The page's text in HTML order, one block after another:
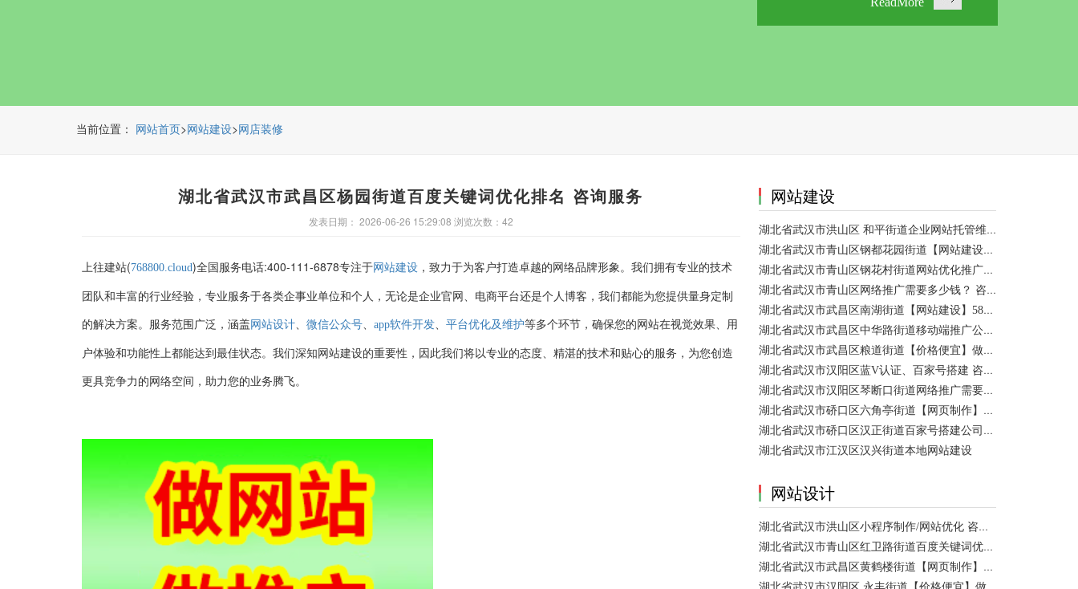
当前位置： 网站首页> 网站建设> 网店装修
湖北省武汉市武昌区杨园街道百度关键词优化排名 咨询服务
发表日期： 2026-06-26 15:29:08 浏览次数：42
上往建站(768800.cloud)全国服务电话:400-111-6878专注于网站建设 ，致力于为客户打造卓越的网络品牌形象。我们拥有专业的技术
团队和丰富的行业经验，专业服务于各类企事业单位和个人，无论是企业官网、电商平台还是个人博客，我们都能为您提供量身定制
的解决方案。服务范围广泛，涵盖 网站设计、 微信公众号、 app软件开发、 平台优化及维护等多个环节，确保您的网站在视觉效果、用
户体验和功能性上都能达到最佳状态。我们深知网站建设的重要性，因此我们将以专业的态度、精湛的技术和贴心的服务，为您创造
更具竞争力的网络空间，助力您的业务腾飞。
网站建设
湖北省武汉市洪山区 和平街道企业网站托管维护/网站优化 咨询服务
湖北省武汉市青山区钢都花园街道【网站建设】做一个网站大概需要多少钱？ 咨询服务
湖北省武汉市青山区钢花村街道网站优化推广外包|小程序开发 咨询服务
湖北省武汉市青山区网络推广需要多少钱？ 咨询服务
湖北省武汉市武昌区南湖街道【网站建设】58网络推广
湖北省武汉市武昌区中华路街道移动端推广公司【网站建设一条龙】
湖北省武汉市武昌区粮道街道【价格便宜】做模板网站 咨询服务
湖北省武汉市汉阳区蓝V认证、百家号搭建 咨询服务
湖北省武汉市汉阳区琴断口街道网络推广需要多少钱？
湖北省武汉市硚口区六角亭街道【网页制作】网站维护
湖北省武汉市硚口区汉正街道百家号搭建公司【网站建设一条龙】
湖北省武汉市江汉区汉兴街道本地网站建设
网站设计
湖北省武汉市洪山区小程序制作/网站优化 咨询服务
湖北省武汉市青山区红卫路街道百度关键词优化排名、搜索推广 咨询服务
湖北省武汉市武昌区黄鹤楼街道【网页制作】网站维护
湖北省武汉市汉阳区 永丰街道【价格便宜】做模板网站 咨询服务